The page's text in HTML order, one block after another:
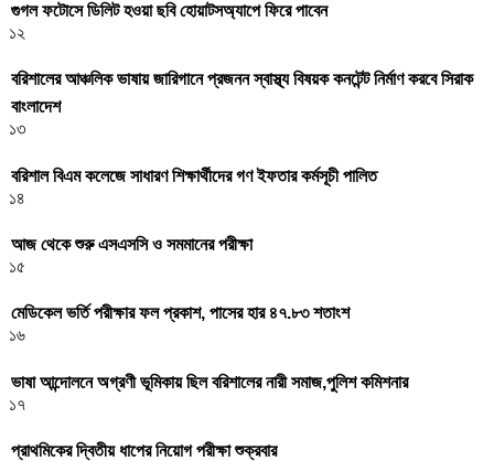
গুগল ফটোসে ডিলিট হওয়া ছবি হোয়াটসঅ্যাপে ফিরে পাবেন
১২
বরিশালের আঞ্চলিক ভাষায় জারিগানে প্রজনন স্বাস্থ্য বিষয়ক কনটেন্ট নির্মাণ করবে সিরাক
বাংলাদেশ
১৩
বরিশাল বিএম কলেজে সাধারণ শিক্ষার্থীদের গণ ইফতার কর্মসূচী পালিত
১৪
আজ থেকে শুরু এসএসসি ও সমমানের পরীক্ষা
১৫
মেডিকেল ভর্তি পরীক্ষার ফল প্রকাশ, পাসের হার ৪৭.৮৩ শতাংশ
১৬
ভাষা আন্দোলনে অগ্রণী ভূমিকায় ছিল বরিশালের নারী সমাজ,পুলিশ কমিশনার
১৭
প্রাথমিকের দ্বিতীয় ধাপের নিয়োগ পরীক্ষা শুক্রবার